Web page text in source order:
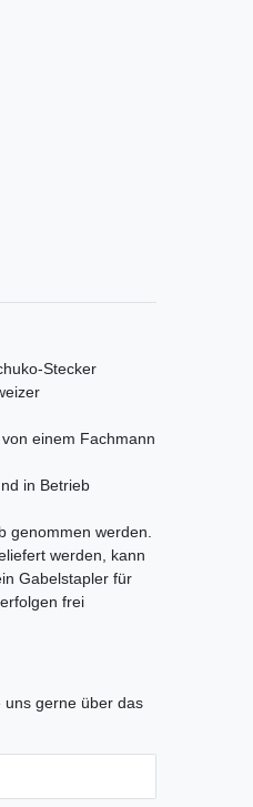
Stecker
einem Fachmann
in Betrieb
genommen werden.
werden, kann
Gabelstapler für
frei
uns gerne über das